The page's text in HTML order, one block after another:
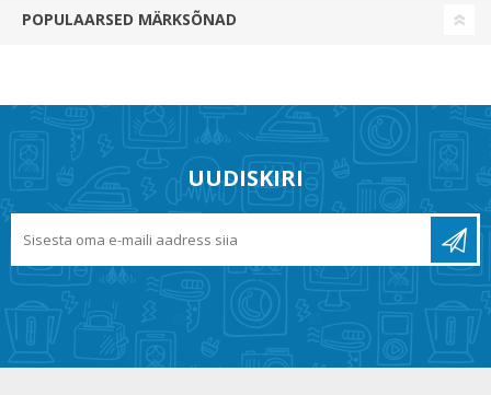
POPULAARSED MÄRKSÕNAD
UUDISKIRI